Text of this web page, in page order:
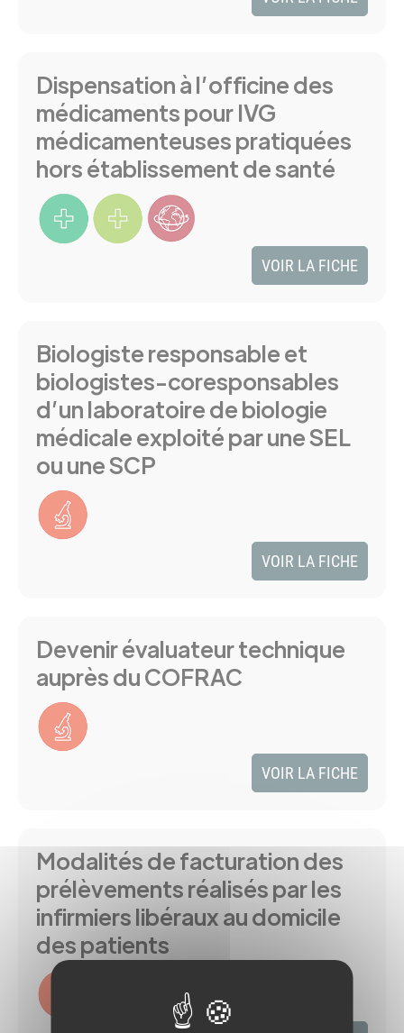
Dispensation à l’officine des
médicaments pour IVG
médicamenteuses pratiquées
hors établissement de santé
VOIR LA FICHE
Biologiste responsable et
biologistes-coresponsables
d’un laboratoire de biologie
médicale exploité par une SEL
ou une SCP
VOIR LA FICHE
Devenir évaluateur technique
auprès du COFRAC
VOIR LA FICHE
Modalités de facturation des
prélèvements réalisés par les
infirmiers libéraux au domicile
des patients